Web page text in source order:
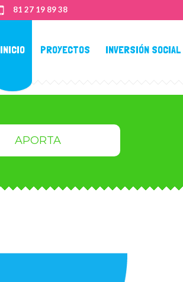
81 27 19 89 38
INICIO PROYECTOS INVERSIÓN SOCIAL
APORTA